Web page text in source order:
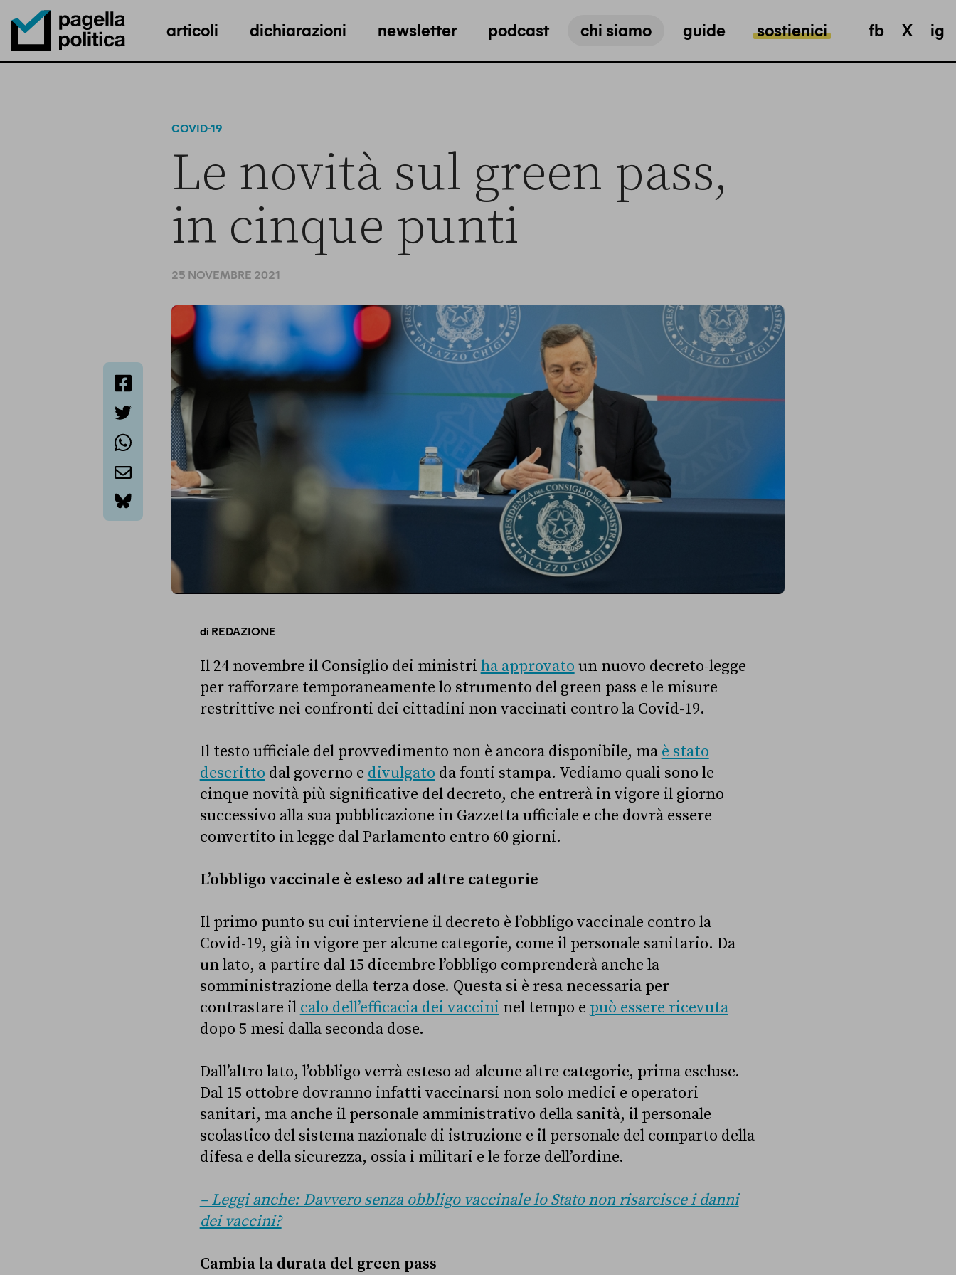
Pagella Politica Logo
articoli dichiarazioni newsletter podcast chi siamo guide sostienici fb X ig
COVID-19
Le novità sul green pass,
in cinque punti
25 NOVEMBRE 2021
bluesky
di REDAZIONE
Il 24 novembre il Consiglio dei ministri ha approvato un nuovo decreto-legge
per rafforzare temporaneamente lo strumento del green pass e le misure
restrittive nei confronti dei cittadini non vaccinati contro la Covid-19.
Il testo ufficiale del provvedimento non è ancora disponibile, ma è stato
descritto dal governo e divulgato da fonti stampa. Vediamo quali sono le
cinque novità più significative del decreto, che entrerà in vigore il giorno
successivo alla sua pubblicazione in Gazzetta ufficiale e che dovrà essere
convertito in legge dal Parlamento entro 60 giorni.
L’obbligo vaccinale è esteso ad altre categorie
Il primo punto su cui interviene il decreto è l’obbligo vaccinale contro la
Covid-19, già in vigore per alcune categorie, come il personale sanitario. Da
un lato, a partire dal 15 dicembre l’obbligo comprenderà anche la
somministrazione della terza dose. Questa si è resa necessaria per
contrastare il calo dell’efficacia dei vaccini nel tempo e può essere ricevuta
dopo 5 mesi dalla seconda dose.
Dall’altro lato, l’obbligo verrà esteso ad alcune altre categorie, prima escluse.
Dal 15 ottobre dovranno infatti vaccinarsi non solo medici e operatori
sanitari, ma anche il personale amministrativo della sanità, il personale
scolastico del sistema nazionale di istruzione e il personale del comparto della
difesa e della sicurezza, ossia i militari e le forze dell’ordine.
– Leggi anche: Davvero senza obbligo vaccinale lo Stato non risarcisce i danni
dei vaccini?
Cambia la durata del green pass